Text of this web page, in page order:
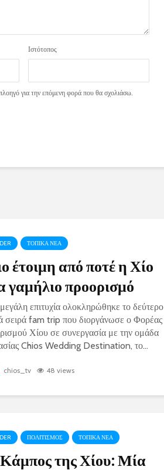
Ιστότοπος
για την επόμενη φορά που θα σχολιάσω.
ΤΟΠΙΚΑ ΝΕΑ
έτοιμη από ποτέ η Χίο
γαμήλιο προορισμό
επιτυχία ολοκληρώθηκε το δεύτερο
σειρά fam trip που διοργάνωσε ο Φορέας
Χίου σε συνεργασία με την ομάδα
Chios Wedding Destination, το...
chios_tv 48 views
ΠΟΛΙΤΙΣΜΟΣ ΤΟΠΙΚΑ ΝΕΑ
της Χίου: Μία